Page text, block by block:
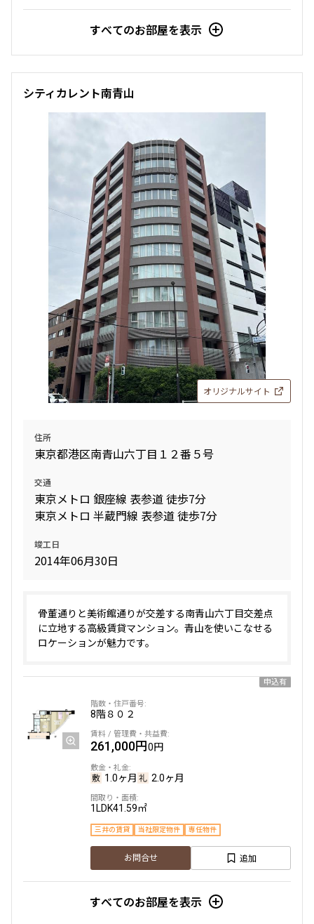
お問合せ
156,000円
1.0ヶ月 1.0ヶ月
Studio24.63㎡
三井の賃貸 駅近 ペット可
お問合せ 追加
すべてのお部屋を表示
シティカレント南青山
オリジナルサイト
住所
東京都港区南青山六丁目１２番５号
交通
東京メトロ 銀座線 表参道 徒歩7分
東京メトロ 半蔵門線 表参道 徒歩7分
竣工日
2014年06月30日
骨董通りと美術館通りが交差する南青山六丁目交差点
に立地する高級賃貸マンション。青山を使いこなせる
ロケーションが魅力です。
申込有
8階８０２
261,000円0円
1.0ヶ月 2.0ヶ月
1LDK41.59㎡
三井の賃貸 当社限定物件 専任物件
お問合せ 追加
すべてのお部屋を表示